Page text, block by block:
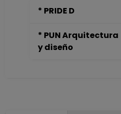
* PRIDE D
* PUN Arquitectura
y diseño